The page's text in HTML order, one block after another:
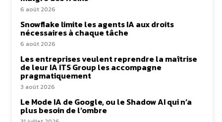
6 août 2026
Snowflake limite les agents IA aux droits
nécessaires à chaque tâche
6 août 2026
Les entreprises veulent reprendre la maîtrise
de leur IA ITS Group les accompagne
pragmatiquement
3 août 2026
Le Mode IA de Google, ou le Shadow AI qui n’a
plus besoin de l’ombre